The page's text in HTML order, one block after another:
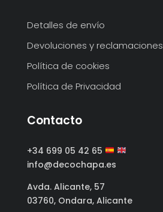
Detalles de envío
Devoluciones y reclamaciones
Política de cookies
Política de Privacidad
Contacto
+34 699 05 42 65
info@decochapa.es
Avda. Alicante, 57
03760, Ondara, Alicante